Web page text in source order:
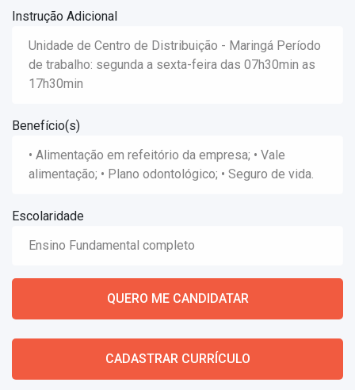
Instrução Adicional
Unidade de Centro de Distribuição - Maringá Período
de trabalho: segunda a sexta-feira das 07h30min as
17h30min
Benefício(s)
• Alimentação em refeitório da empresa; • Vale
alimentação; • Plano odontológico; • Seguro de vida.
Escolaridade
Ensino Fundamental completo
QUERO ME CANDIDATAR
CADASTRAR CURRÍCULO